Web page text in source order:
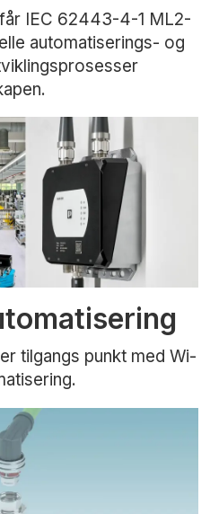
IEC 62443-4-1 ML2-
automatiserings- og
tilgangs punkt med Wi-